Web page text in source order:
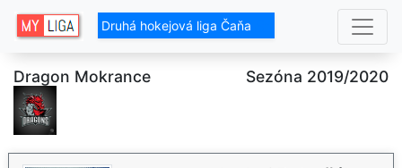
Druhá hokejová liga Čaňa
Dragon Mokrance Sezóna 2019/2020